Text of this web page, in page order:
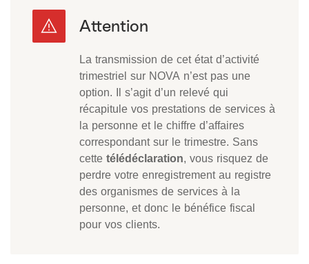
La transmission de cet état d’activité
trimestriel sur NOVA n’est pas une
option. Il s’agit d’un relevé qui
récapitule vos prestations de services à
la personne et le chiffre d’affaires
correspondant sur le trimestre. Sans
cette télédéclaration, vous risquez de
perdre votre enregistrement au registre
des organismes de services à la
personne, et donc le bénéfice fiscal
pour vos clients.